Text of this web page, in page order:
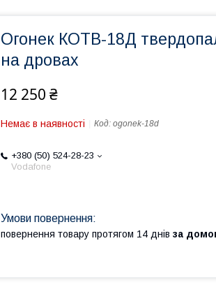
Огонек КОТВ-18Д
на дровах
12 250 ₴
Немає в наявності Код: ogonek-18d
+380 (50) 524-28-23
Vodafone
повернення товару протягом 14 днів за